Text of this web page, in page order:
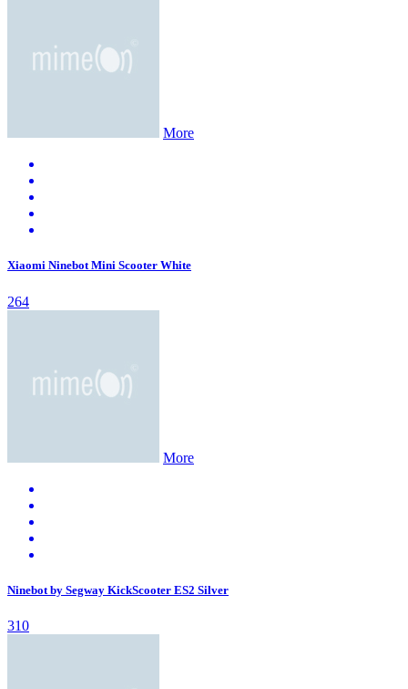
More
Xiaomi Ninebot Mini Scooter White
264
More
Ninebot by Segway KickScooter ES2 Silver
310